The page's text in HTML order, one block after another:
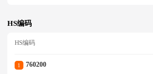
HS编码
HS编码
1 760200